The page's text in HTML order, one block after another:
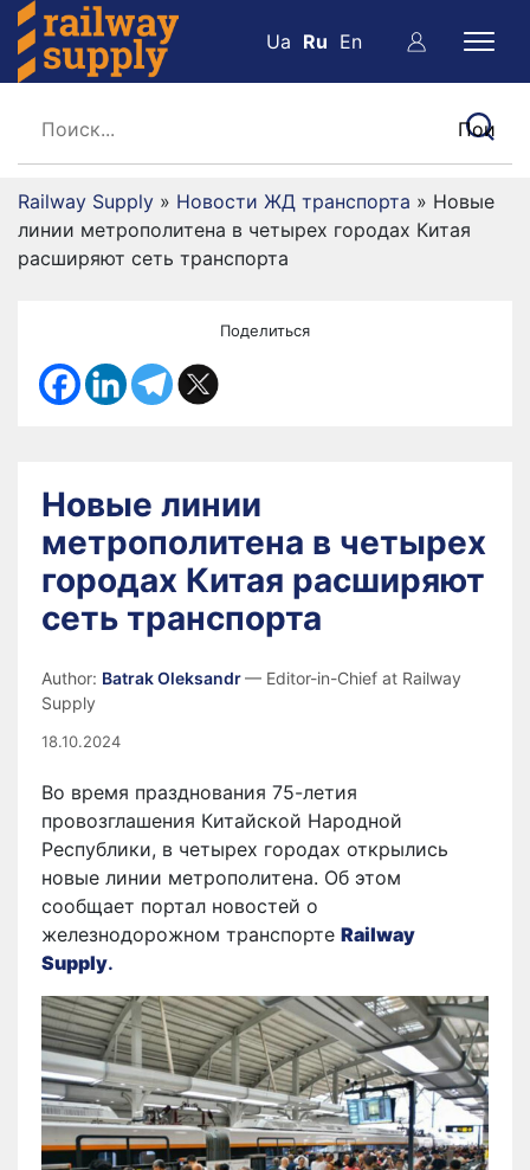
Ua Ru En
Railway Supply » Новости ЖД транспорта » Новые
линии метрополитена в четырех городах Китая
расширяют сеть транспорта
Поделиться
Новые линии
метрополитена в четырех
городах Китая расширяют
сеть транспорта
Author: Batrak Oleksandr— Editor-in-Chief at Railway
Supply
18.10.2024
Во время празднования 75-летия
провозглашения Китайской Народной
Республики, в четырех городах открылись
новые линии метрополитена. Об этом
сообщает портал новостей о
железнодорожном транспорте Railway
Supply.